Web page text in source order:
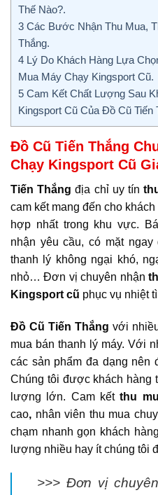
Thế Nào?.
3 Các Bước Nhận Thu Mua,
Thắng.
4 Lý Do Khách Hàng Lựa
Mua Máy Chạy Kingsport Cũ.
5 Cam Kết Chất Lượng Sau
Kingsport Cũ Của Đồ Cũ Tiến
Đồ Cũ Tiến Thắng
Chạy Kingsport Cũ
Tiến Thắng địa chỉ uy tín
cam kết mang đến cho
hợp nhất trong khu vực.
nhận yêu cầu, có mặt
thanh lý không ngại khó,
nhỏ… Đơn vị chuyên nhận
Kingsport cũ phục vụ nhiệt
Đồ Cũ Tiến Thắng với
mua bán thanh lý máy. Với
các sản phẩm đa dạng nên
Chúng tôi được khách hàng
lượng lớn. Cam kếtthu
cao, nhân viên thu mua
chạm nhanh gọn khách
lượng nhiều hay ít chúng tôi
>>> Đơn vị chuyên